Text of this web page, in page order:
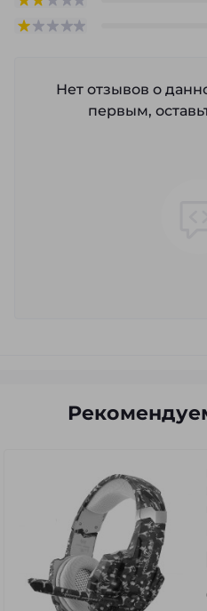
Нет отзывов о
первым,